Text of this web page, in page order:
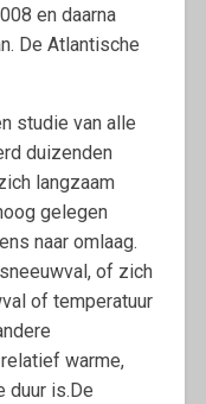
en daarna
De Atlantische
studie van alle
duizenden
langzaam
gelegen
naar omlaag.
of zich
of temperatuur
warme,
duur is.De